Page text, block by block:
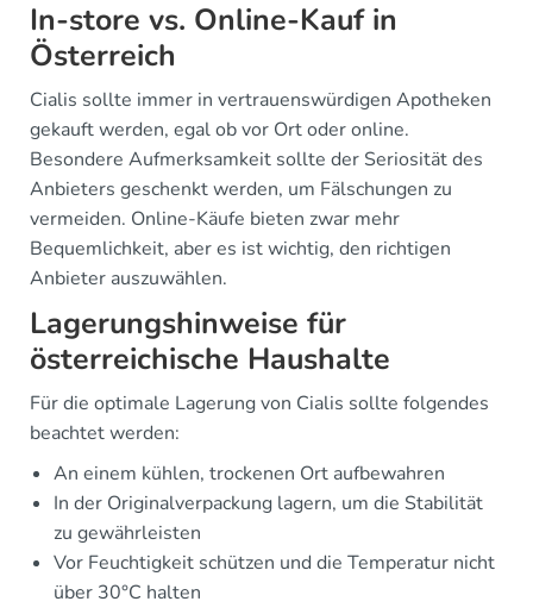
In-store vs. Online-Kauf in
Österreich
Cialis sollte immer in vertrauenswürdigen Apotheken
gekauft werden, egal ob vor Ort oder online.
Besondere Aufmerksamkeit sollte der Seriosität des
Anbieters geschenkt werden, um Fälschungen zu
vermeiden. Online-Käufe bieten zwar mehr
Bequemlichkeit, aber es ist wichtig, den richtigen
Anbieter auszuwählen.
Lagerungshinweise für
österreichische Haushalte
Für die optimale Lagerung von Cialis sollte folgendes
beachtet werden:
An einem kühlen, trockenen Ort aufbewahren
In der Originalverpackung lagern, um die Stabilität
zu gewährleisten
Vor Feuchtigkeit schützen und die Temperatur nicht
über 30°C halten